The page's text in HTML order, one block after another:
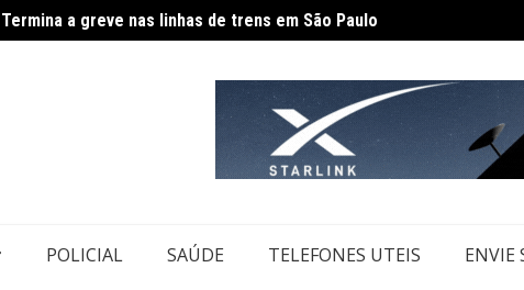
Usuários de trens mudam rotina por causa de greve da CPTM
POLICIAL SAÚDE TELEFONES UTEIS ENVIE